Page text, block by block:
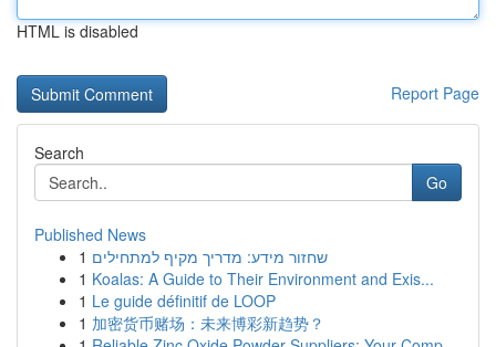
HTML is disabled
Report Page
Search
Go
Published News
1 שחזור מידע: מדריך מקיף למתחילים
1 Koalas: A Guide to Their Environment and Exis...
1 Le guide définitif de LOOP
1 加密货币赌场：未来博彩新趋势？